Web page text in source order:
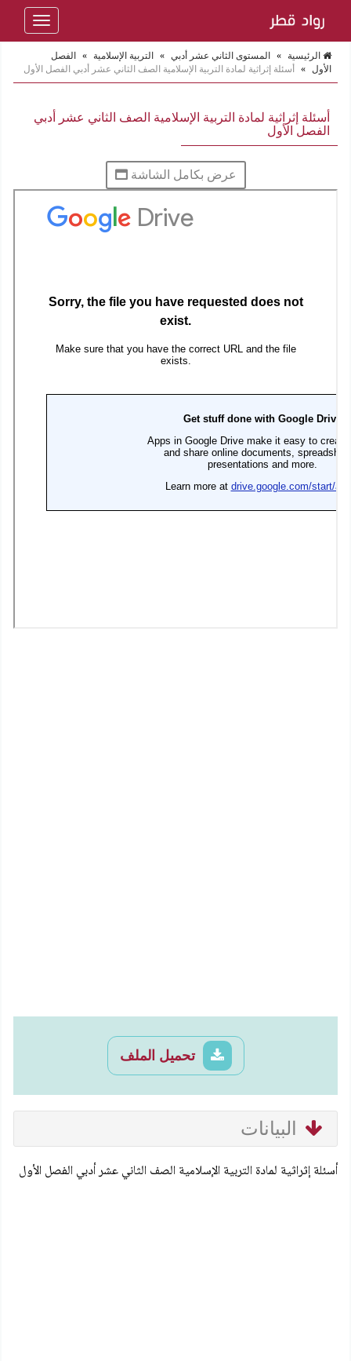
Toggle
الرئيسية » المستوى الثاني عشر أدبي » التربية الإسلامية »
الفصل
الأول » أسئلة إثراثية لمادة التربية الإسلامية الصف الثاني عشر أدبي الفصل الأول
أسئلة إثراثية لمادة التربية الإسلامية الصف الثاني عشر أدبي
الفصل الأول
عرض بكامل الشاشة
تحميل الملف
البيانات
أسئلة إثراثية لمادة التربية الإسلامية الصف الثاني عشر أدبي الفصل الأول